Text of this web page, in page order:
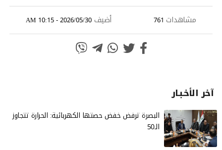
مشاهدات 761 أضيف 2026/05/30 - 10:15 AM
آخر الأخـبـار
البصرة ترفض خفض حصتها الكهربائية: الحرارة تتجاوز
الـ50